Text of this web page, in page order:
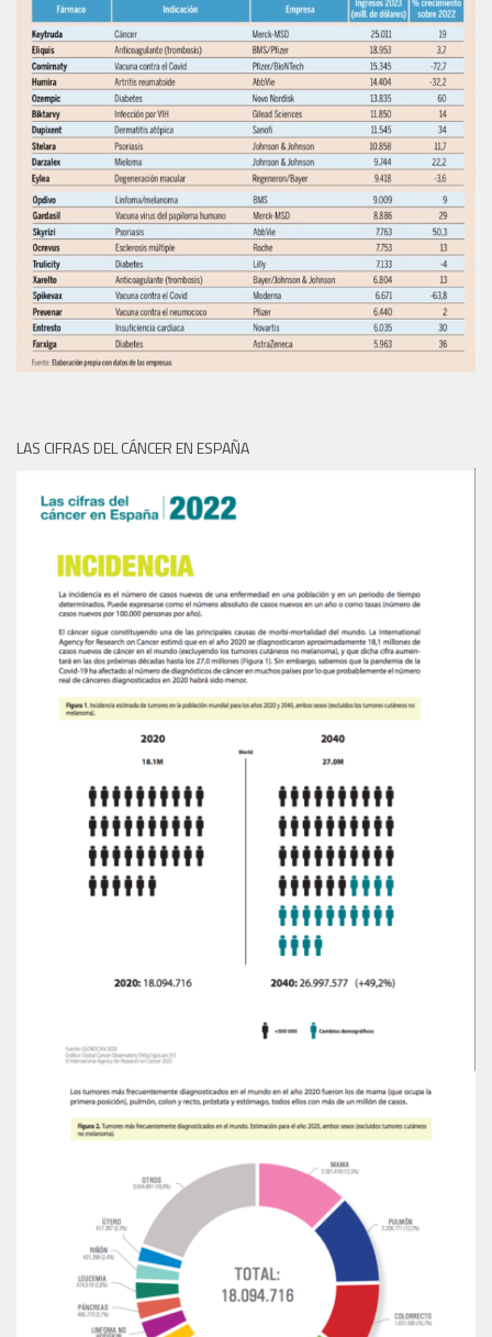
LAS CIFRAS DEL CÁNCER EN ESPAÑA